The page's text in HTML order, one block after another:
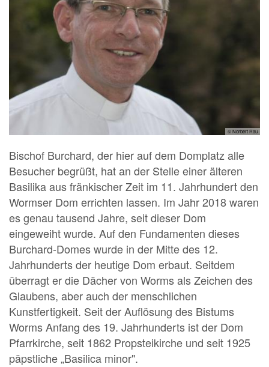
© Norbert Rau
Bischof Burchard, der hier auf dem Domplatz alle
Besucher begrüßt, hat an der Stelle einer älteren
Basilika aus fränkischer Zeit im 11. Jahrhundert den
Wormser Dom errichten lassen. Im Jahr 2018 waren
es genau tausend Jahre, seit dieser Dom
eingeweiht wurde. Auf den Fundamenten dieses
Burchard-Domes wurde in der Mitte des 12.
Jahrhunderts der heutige Dom erbaut. Seitdem
überragt er die Dächer von Worms als Zeichen des
Glaubens, aber auch der menschlichen
Kunstfertigkeit. Seit der Auflösung des Bistums
Worms Anfang des 19. Jahrhunderts ist der Dom
Pfarrkirche, seit 1862 Propsteikirche und seit 1925
päpstliche „Basilica minor".